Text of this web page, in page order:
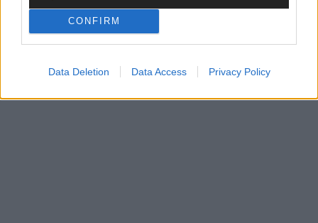
CONFIRM
Data Deletion Data Access Privacy Policy
AD